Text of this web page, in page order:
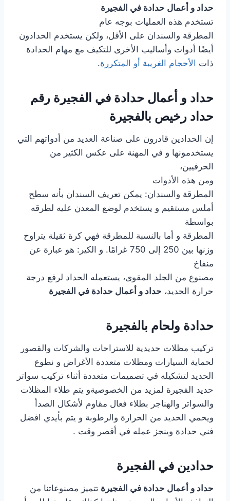
حداد و أعمال حدادة في الفجيرة
تستخدم هذه العمليات بوجه عام
المطرقة والسندان على الأقل، ولكن يستخدم الحدادون
أيضًا أدوات وأساليب الأخرى للتكيف مع مهام الحدادة
ذات
الأحجام الغريبة أو المتكررة.
حداد و أعمال حدادة في الفجيرة رقم
حداد رخيص بالفجيرة
إن الحدادين قادرون على صناعة العديد من أدواتهم التي
يستخدمونها و في المهنة على عكس الكثير من
الحرفيين،
ومن هذه الأدوات
المطرقة والسندان: يمكن تعريف السندان بأنه سطح
أملس مستقيم و يستخدم لوضع المعدن عليه لطرقه
بواسطة
المطرقة و أما بالنسبة للمطرقة فهي كرة ثقيلة يتراوح
وزنها بين 250 إلى 750 غرامًا. و الكير: هو عبارة عن
منفاخ
مصنوع من الجلد المقوى، يستعمله الحداد لرفع درجة
حرارة الحديد، حداد و أعمال حدادة في الفجيرة
حدادة ولحام بالفجيرة
تركيب مظلات حديدية للاستراحات والشركات والقصور
لحماية السيارات ومظلات متعددة الأغراض و نطوع
الحديد لتشكيله في تصميمات متعددة أثناء تركيب سواتر
حديد الفجيرة لمزيد من الخصوصيةو يتم طلاء المظلات
والسواتر والهناجر بطلاء فعال مقاوم لأشكال الصدأ
ويحمي الحديد من الحرارة والرطوبة و يتم بأيدي افضل
فني حدادة وينجز عمله في أقصر وقت .
حدادين في الفجيرة
حداد و أعمال حدادة في الفجيرة تتميز مصنوعاتنا من